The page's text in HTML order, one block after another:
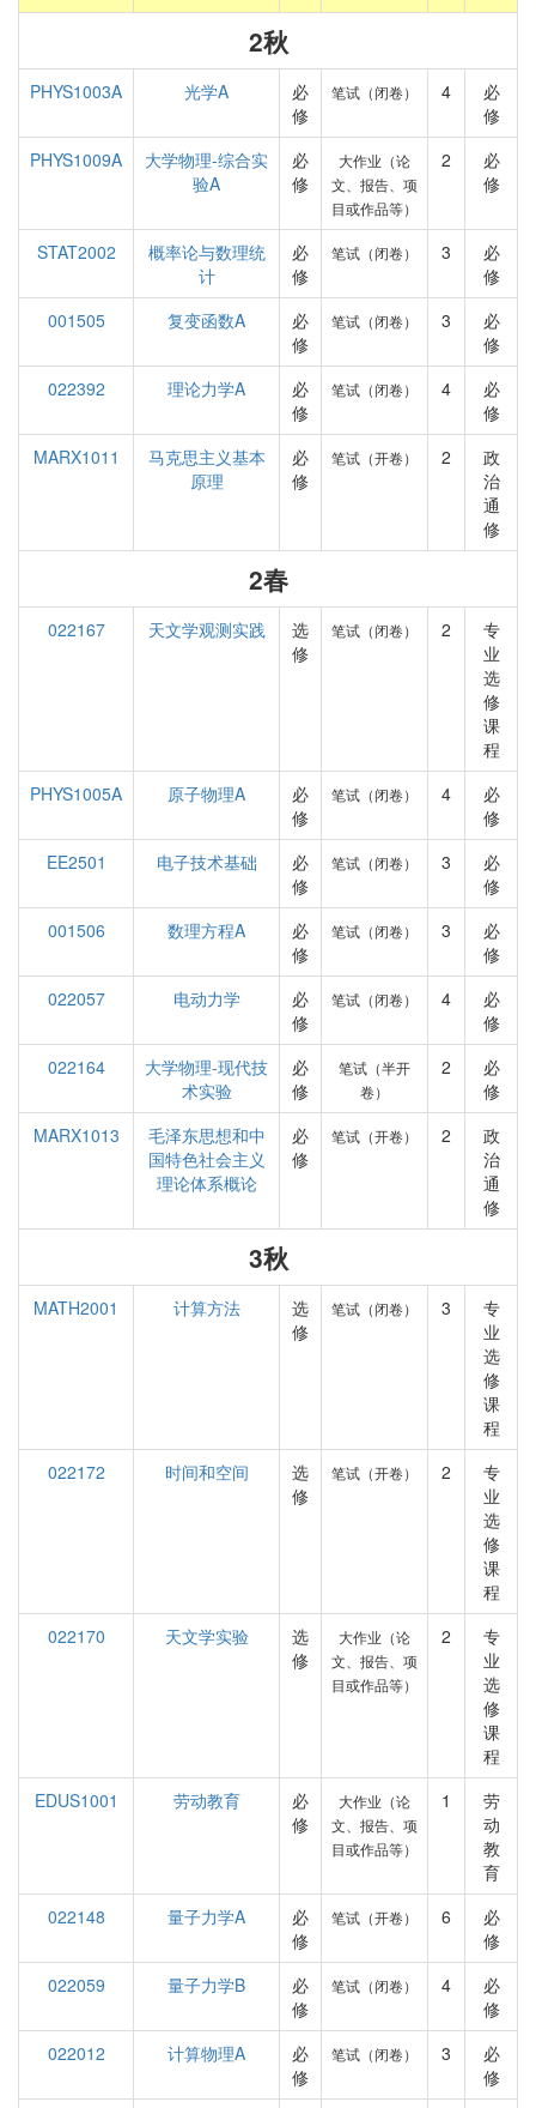
2秋
PHYS1003A 光学A
必
修
笔试（闭卷） 4
必
修
PHYS1009A
大学物理-综合实
验A
必
修
大作业（论
文、报告、项
目或作品等）
2
必
修
STAT2002
概率论与数理统
计
必
修
笔试（闭卷） 3
必
修
001505
复变函数A
必
修
笔试（闭卷） 3
必
修
022392
理论力学A
必
修
笔试（闭卷） 4
必
修
MARX1011
马克思主义基本
原理
必
修
笔试（开卷） 2
政
治
通
修
2春
022167 天文学观测实践
选
修
笔试（闭卷） 2
专
业
选
修
课
程
PHYS1005A
原子物理A
必
修
笔试（闭卷） 4
必
修
EE2501
电子技术基础
必
修
笔试（闭卷） 3
必
修
001506
数理方程A
必
修
笔试（闭卷） 3
必
修
022057
电动力学
必
修
笔试（闭卷） 4
必
修
022164
大学物理-现代技
术实验
必
修
笔试（半开
卷）
2
必
修
MARX1013
毛泽东思想和中
国特色社会主义
理论体系概论
必
修
笔试（开卷） 2
政
治
通
修
3秋
MATH2001 计算方法
选
修
笔试（闭卷） 3
专
业
选
修
课
程
022172
时间和空间
选
修
笔试（开卷） 2
专
业
选
修
课
程
022170
天文学实验
选
修
大作业（论
文、报告、项
目或作品等）
2
专
业
选
修
课
程
EDUS1001
劳动教育
必
修
大作业（论
文、报告、项
目或作品等）
1
劳
动
教
育
022148
量子力学A
必
修
笔试（开卷） 6
必
修
022059
量子力学B
必
修
笔试（闭卷） 4
必
修
022012
计算物理A
必
修
笔试（闭卷） 3
必
修